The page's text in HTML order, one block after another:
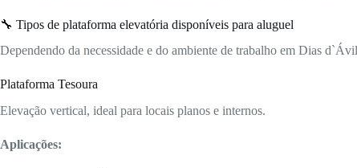
🔧 Tipos de plataforma elevatória disponíveis para aluguel
Dependendo da necessidade e do ambiente de trabalho em Dias
Plataforma Tesoura
Elevação vertical, ideal para locais planos e internos.
Aplicações: